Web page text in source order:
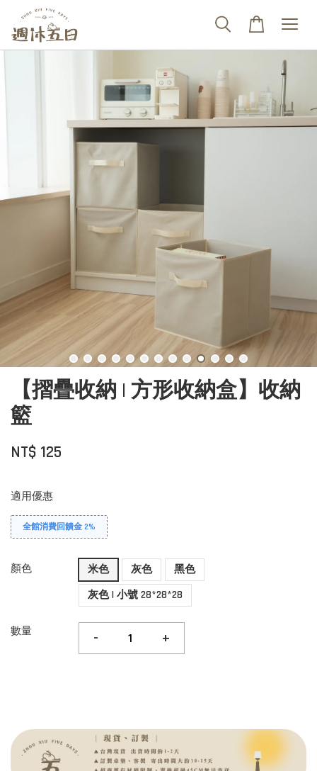
【摺疊收納 | 方形收納盒】收納
籃
NT$ 125
適用優惠
全館消費回饋金 2%
顏色 米色 灰色
黑色
灰色 | 小號 28*28*28
數量 - +